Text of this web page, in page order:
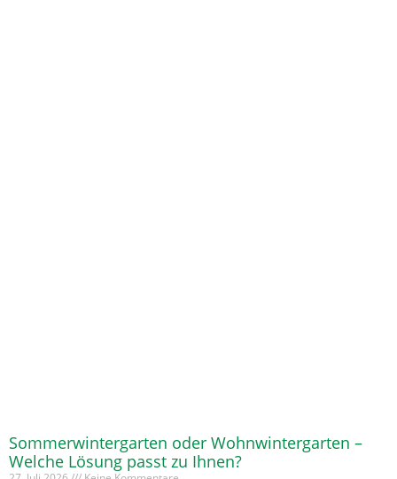
Sommerwintergarten oder Wohnwintergarten –
Welche Lösung passt zu Ihnen?